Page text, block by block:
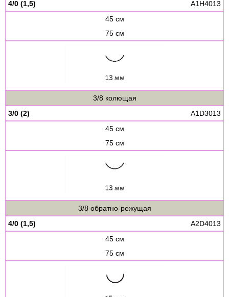
4/0 (1,5)
A1H4013
45 см
75 см
3/8 колющая
3/0 (2)
A1D3013
45 см
75 см
3/8 обратно-режущая
4/0 (1,5)
A2D4013
45 см
75 см